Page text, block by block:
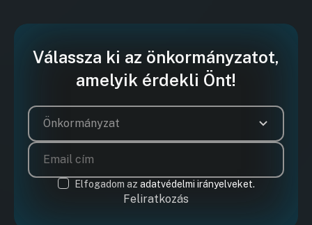
Válassza ki az önkormányzatot,
amelyik érdekli Önt!
Önkormányzat
Elfogadom az adatvédelmi irányelveket.
Feliratkozás